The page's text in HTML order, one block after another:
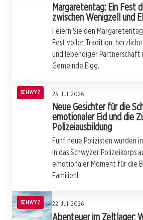
Margaretentag: Ein Fest
zwischen Wenigzell und
Feiern Sie den
Fest voller Tradition,
und lebendiger
Gemeinde Elgg.
SCHWYZ 23. Juli 2026
Neue Gesichter für die
emotionaler Eid und die
Polizeiausbildung
Fünf neue Polizisten wurden
in das Schwyzer Polizeikorps
emotionaler Moment für die
Familien!
SCHWYZ 22. Juli 2026
Abenteuer im Zeltlager: